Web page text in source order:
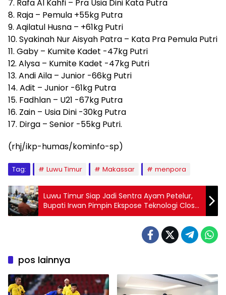
7. Rafa Al Kahfi – Pra Usia Dini Kata Putra
8. Raja – Pemula +55kg Putra
9. Aqilatul Husna – +61kg Putri
10. Syakinah Nur Aisyah Patra – Kata Pra Pemula Putri
11. Gaby – Kumite Kadet -47kg Putri
12. Alysa – Kumite Kadet -47kg Putri
13. Andi Aila – Junior -66kg Putri
14. Adit – Junior -61kg Putra
15. Fadhlan – U21 -67kg Putra
16. Zain – Usia Dini -30kg Putra
17. Dirga – Senior -55kg Putri.
(rhj/ikp-humas/kominfo-sp)
Tag: Luwu Timur Makassar menpora
Luwu Timur Siap Jadi Sentra Ayam Petelur,
Bupati Irwan Pimpin Ekspose Teknologi Close
House
pos lainnya